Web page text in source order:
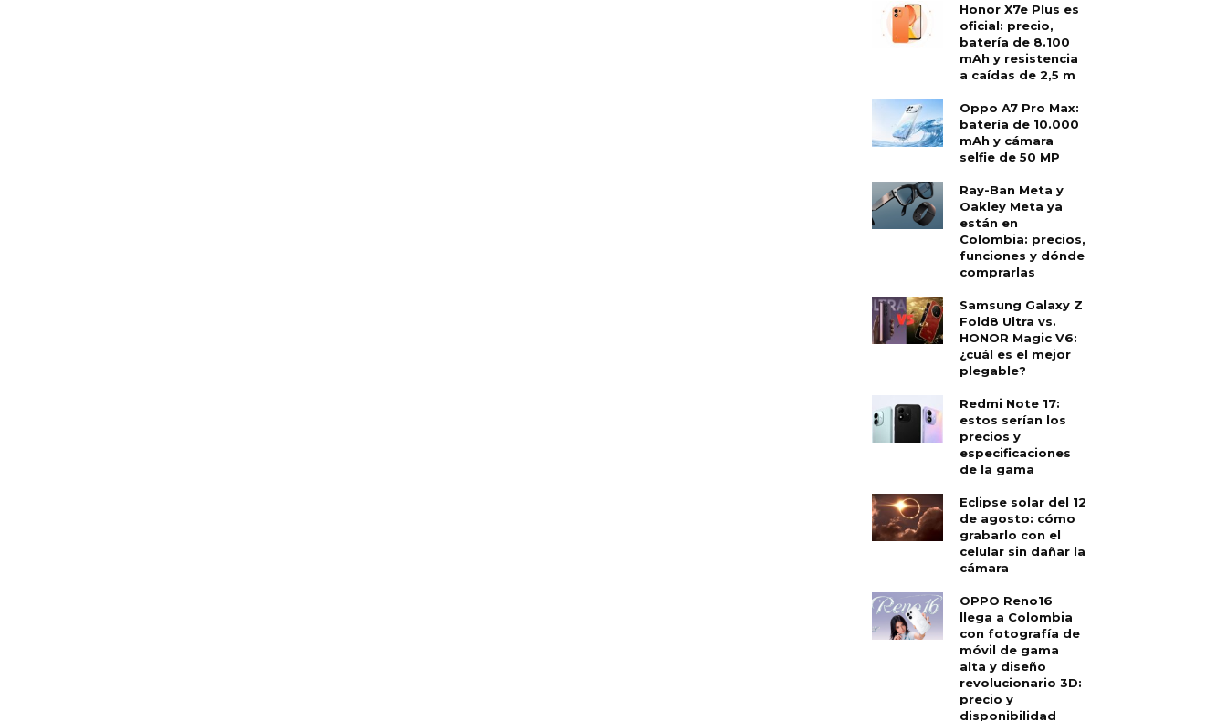
Honor X7e Plus es
oficial: precio,
batería de 8.100
mAh y resistencia
a caídas de 2,5 m
Oppo A7 Pro Max:
batería de 10.000
mAh y cámara
selfie de 50 MP
Ray-Ban Meta y
Oakley Meta ya
están en
Colombia: precios,
funciones y dónde
comprarlas
Samsung Galaxy Z
Fold8 Ultra vs.
HONOR Magic V6:
¿cuál es el mejor
plegable?
Redmi Note 17:
estos serían los
precios y
especificaciones
de la gama
Eclipse solar del 12
de agosto: cómo
grabarlo con el
celular sin dañar la
cámara
OPPO Reno16
llega a Colombia
con fotografía de
móvil de gama
alta y diseño
revolucionario 3D:
precio y
disponibilidad